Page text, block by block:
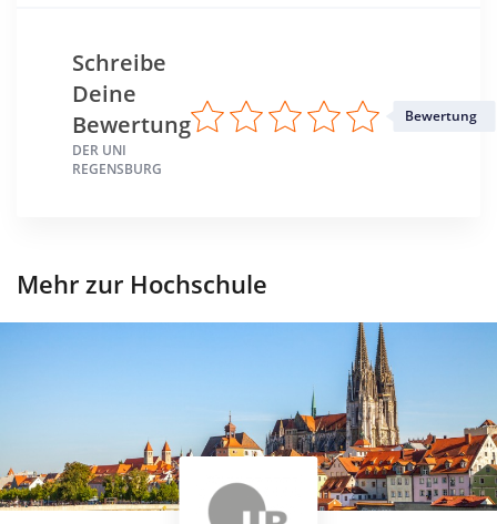
Schreibe
Deine
Bewertung
DER UNI
REGENSBURG
Bewertung
Mehr zur Hochschule